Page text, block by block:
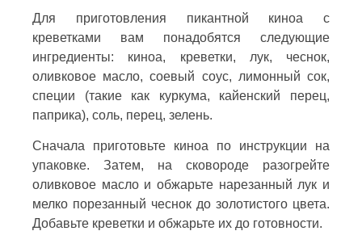
Для приготовления пикантной киноа с
креветками вам понадобятся следующие
ингредиенты: киноа, креветки, лук, чеснок,
оливковое масло, соевый соус, лимонный сок,
специи (такие как куркума, кайенский перец,
паприка), соль, перец, зелень.
Сначала приготовьте киноа по инструкции на
упаковке. Затем, на сковороде разогрейте
оливковое масло и обжарьте нарезанный лук и
мелко порезанный чеснок до золотистого цвета.
Добавьте креветки и обжарьте их до готовности.